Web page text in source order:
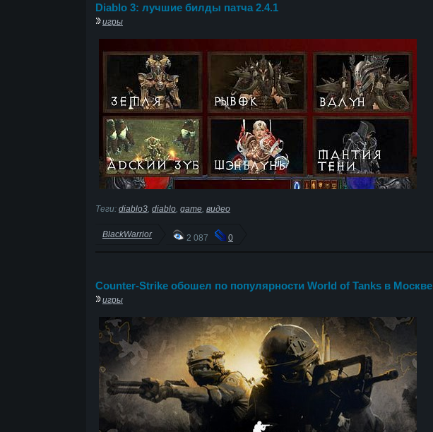
Diablo 3: лучшие билды патча 2.4.1
игры
Теги: diablo3 diablo game видео
BlackWarrior 2 087 0
Counter-Strike обошел по популярности World of Tanks в Москве
игры